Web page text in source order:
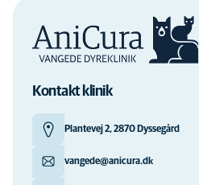
Kontakt klinik
Plantevej 2, 2870 Dyssegård
vangede@anicura.dk